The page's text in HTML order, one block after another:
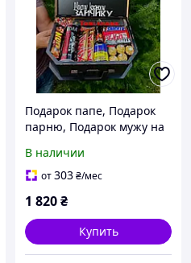
Подарок папе, Подарок
парню, Подарок мужу на
любимому, Подарочный
набор для мужа
В наличии
от303₴/мес
1 820₴
Купить